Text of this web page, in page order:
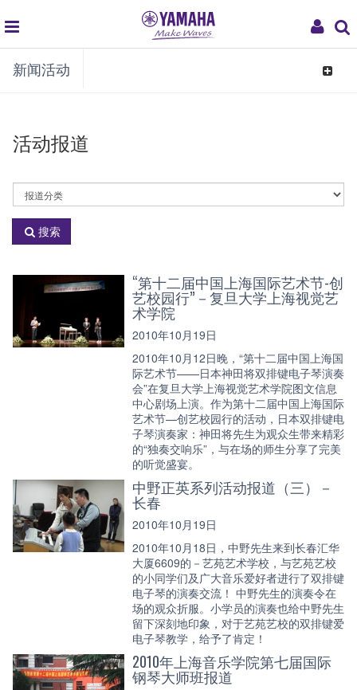
My
global
navigation
新闻活动
Toggle
活动报道
活
动
分
搜索
“第十二届中国上海国际艺术节-创
艺校园行”－复旦大学上海视觉艺
术学院
2010年10月19日
2010年10月12日晚，“第十二届中国上海国
际艺术节——日本神田将双排键电子琴演奏
会”在复旦大学上海视觉艺术学院图文信息
中心剧场上演。作为第十二届中国上海国际
艺术节—创艺校园行的活动，日本双排键电
子琴演奏家：神田将先生为观众生带来精彩
的“独奏交响乐”，与在场的师生分享了完美
的听觉盛宴。
中野正英系列活动报道（三）－
长春
2010年10月19日
2010年10月18日，中野先生来到长春汇华
大厦6609的－艺苑艺术学校，与艺苑艺校
的小同学们及广大音乐爱好者进行了双排键
电子琴的演奏交流！ 中野先生的演奏令在
场的观众折服。小学员的演奏也给中野先生
留下深刻地印象，对于艺苑艺校的双排键爱
电子琴教学，给予了肯定！
2010年上海音乐学院第七届国际
钢琴大师班报道